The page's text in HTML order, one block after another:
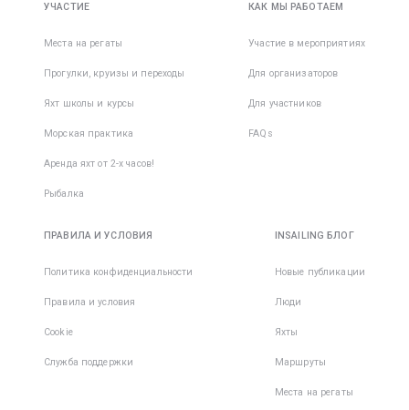
УЧАСТИЕ
Места на регаты
Прогулки, круизы и переходы
Яхт школы и курсы
Морская практика
Аренда яхт от 2-х часов!
Рыбалка
КАК МЫ РАБОТАЕМ
Участие в мероприятиях
Для организаторов
Для участников
FAQs
ПРАВИЛА И УСЛОВИЯ
Политика конфиденциальности
Правила и условия
Cookie
Служба поддержки
INSAILING БЛОГ
Новые публикации
Люди
Яхты
Маршруты
Места на регаты